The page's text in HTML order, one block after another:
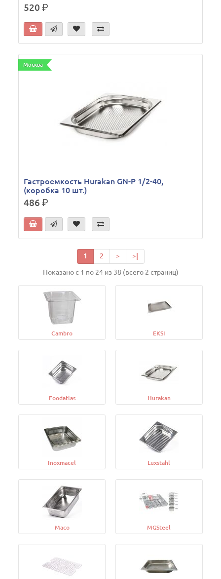
520р.
Москва
Гастроемкость Hurakan GN-P 1/2-40,
(коробка 10 шт.)
486р.
1 2 > >|
Показано с 1 по 24 из 38 (всего 2 страниц)
Cambro EKSI
Foodatlas Hurakan
Inoxmacel Luxstahl
Maco MGSteel